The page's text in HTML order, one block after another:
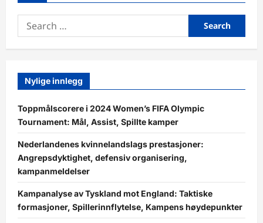
Search
for:
Nylige innlegg
Toppmålscorere i 2024 Women’s FIFA Olympic
Tournament: Mål, Assist, Spillte kamper
Nederlandenes kvinnelandslags prestasjoner:
Angrepsdyktighet, defensiv organisering,
kampanmeldelser
Kampanalyse av Tyskland mot England: Taktiske
formasjoner, Spillerinnflytelse, Kampens høydepunkter